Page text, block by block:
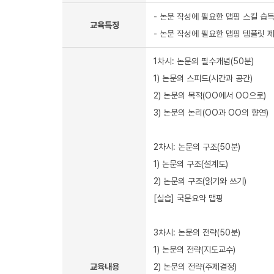
교육특징
- 논문 작성에 필요한 맵핑 스킬 습득
- 논문 작성에 필요한 맵핑 템플릿
교육내용
1차시: 논문의 필수개념(50분)
1) 논문의 스피드(시간과 공간)
2) 논문의 목적(OO에서 OO으로)
3) 논문의 논리(OO과 OO의 향연)
2차시: 논문의 구조(50분)
1) 논문의 구조(설계도)
2) 논문의 구조(읽기와 쓰기)
[실습] 국문요약 맵핑
3차시: 논문의 전략(50분)
1) 논문의 전략(지도교수)
2) 논문의 전략(주제결정)